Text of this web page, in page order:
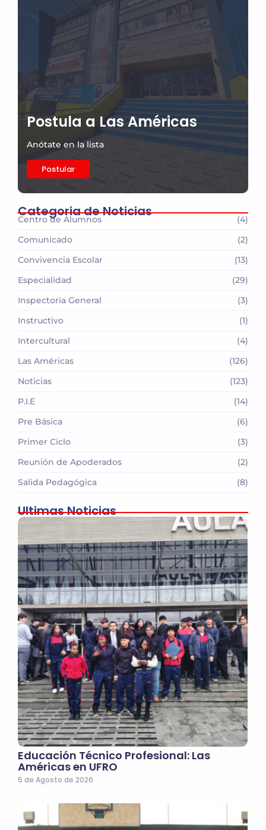
Postula a Las Américas
Anótate en la lista
Postular
Categoria de Noticias
Centro de Alumnos
(4)
Comunicado
(2)
Convivencia Escolar
(13)
Especialidad
(29)
Inspectoria General
(3)
Instructivo
(1)
Intercultural
(4)
Las Américas
(126)
Noticias
(123)
P.I.E
(14)
Pre Básica
(6)
Primer Ciclo
(3)
Reunión de Apoderados
(2)
Salida Pedagógica
(8)
Ultimas Noticias
Educación Técnico Profesional: Las
Américas en UFRO
5 de Agosto de 2026